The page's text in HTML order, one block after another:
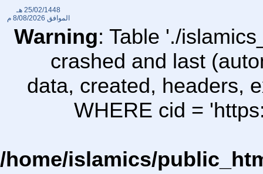
Warning: Table './
crashed and last
data, created, headers,
WHERE cid =
/home/islamics/
25/02/1448 هـ
الموافق 8/08/2026 م